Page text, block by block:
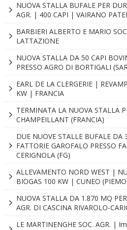
NUOVA STALLA BUFALE PER
AGR. | 400 CAPI | VAIRANO
BARBIERI ALBERTO E MARIO
LATTAZIONE
NUOVA STALLA DA 50 CAPI
PRESSO AGRO DI BORTIGALI
EARL DE LA CLERGERIE |
KW | FRANCIA
TERMINATA LA NUOVA STALLA
CHAMPEILLANT (FRANCIA)
DUE NUOVE STALLE BUFALE DA
FATTORIE GAROFALO PRESSO
CERIGNOLA (FG)
ALLEVAMENTO NORD WEST |
BIOGAS 100 KW | CUNEO
NUOVA STALLA DA 1.870 MQ
AGR. DI CASCINA RIVAROLO-
LE MARTINENGHE SOC. AGR. |